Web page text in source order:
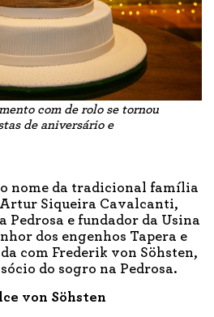
com de rolo se tornou
de aniversário e
nome da tradicional família
Siqueira Cavalcanti,
Pedrosa e fundador da Usina
dos engenhos Tapera e
com Frederik von Söhsten,
do sogro na Pedrosa.
von Söhsten